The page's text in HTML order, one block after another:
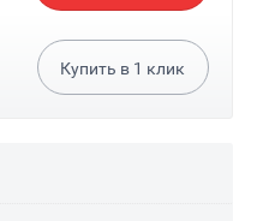
Купить в 1 клик